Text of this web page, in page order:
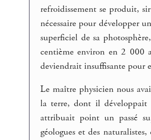
refroidissement se produit,
nécessaire pour développer
superficiel de sa
centième environ en 2 000
deviendrait insuffisante pour
Le maître physicien nous
la terre, dont il développait
attribuait point un passé
géologues et des